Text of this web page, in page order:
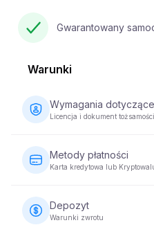
Gwarantowany
Warunki
Wymagania
Licencja i dokument tożsamości
prawo jazdy. Wymagany
tożsamości (paszport lub
pojazdy mogą wymagać,
Metody płatności
Karta kredytowa lub
pomocą karty kredytowej lub
jest wymagana w
swoją rezerwację.
Depozyt
Warunki zwrotu